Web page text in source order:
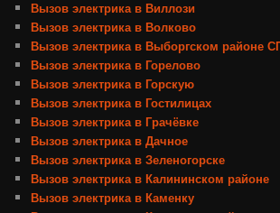
Вызов электрика в Виллози
Вызов электрика в Волково
Вызов электрика в Выборгском районе
Вызов электрика в Горелово
Вызов электрика в Горскую
Вызов электрика в Гостилицах
Вызов электрика в Грачёвке
Вызов электрика в Дачное
Вызов электрика в Зеленогорске
Вызов электрика в Калининском районе
Вызов электрика в Каменку